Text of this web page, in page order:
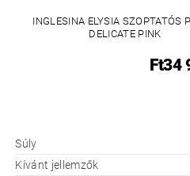
INGLESINA ELYSIA SZOPTATÓS
DELICATE PINK
Ft34
Súly
Kívánt jellemzők